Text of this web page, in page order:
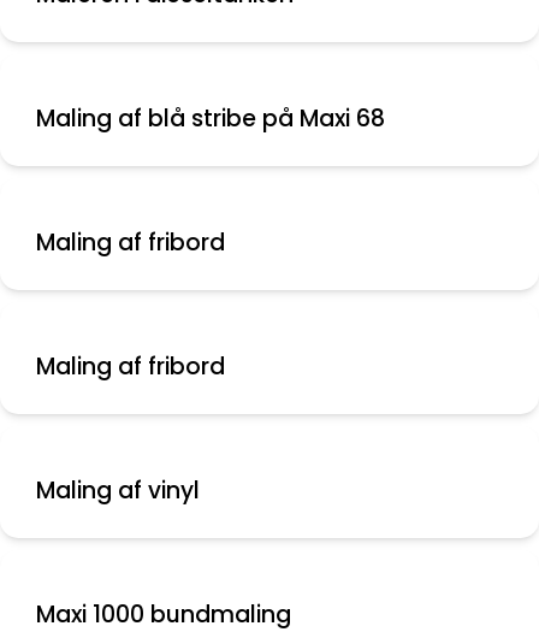
Maling af blå stribe på Maxi 68
Maling af fribord
Maling af fribord
Maling af vinyl
Maxi 1000 bundmaling